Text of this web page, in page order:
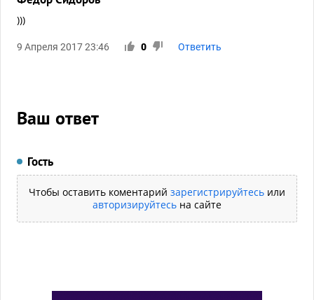
)))
9 Апреля 2017 23:46 0 Ответить
Ваш ответ
Гость
Чтобы оставить коментарий зарегистрируйтесь или
авторизируйтесь на сайте